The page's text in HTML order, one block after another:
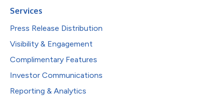
Services
Press Release Distribution
Visibility & Engagement
Complimentary Features
Investor Communications
Reporting & Analytics